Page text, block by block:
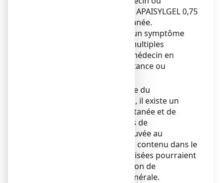
pharmacien avant d’utiliser APAISYLGEL 0,75
%, gel pour application cutanée.
La démangeaison n'est qu'un symptôme
qui peut avoir des causes multiples
nécessitant l'avis de votre médecin en
particulier en cas de persistance ou
Compte-tenu de la présence du
chlorhydrate d’isothipendyl, il existe un
risque de sensibilisation cutanée et de
photosensibilisation. En cas de
sensibilisation cutanée prouvée au
chlorhydrate d’isothipendyl contenu dans le
gel, des sensibilisations croisées pourraient
survenir après administration de
phénothiazines par voie générale.